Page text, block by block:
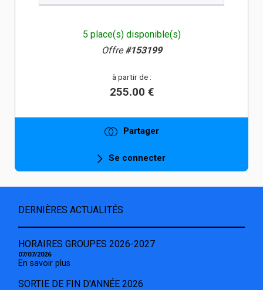
5 place(s) disponible(s)
Offre#153199
à partir de :
255.00 €
Partager
Se connecter
DERNIÈRES ACTUALITÉS
HORAIRES GROUPES 2026-2027
07/07/2026
En savoir plus
SORTIE DE FIN D'ANNÉE 2026